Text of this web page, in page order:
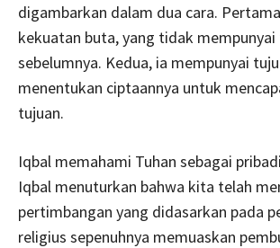
digambarkan dalam dua cara.
kekuatan buta, yang tidak mempunyai
sebelumnya. Kedua, ia mempunyai
menentukan ciptaannya untuk
tujuan.
Iqbal memahami Tuhan sebagai
Iqbal menuturkan bahwa kita telah
pertimbangan yang didasarkan pada
religius sepenuhnya memuaskan